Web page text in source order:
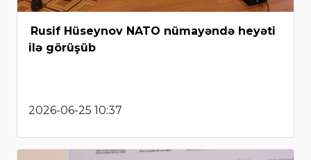
Rusif Hüseynov NATO nümayəndə heyəti
ilə görüşüb
2026-06-25 10:37